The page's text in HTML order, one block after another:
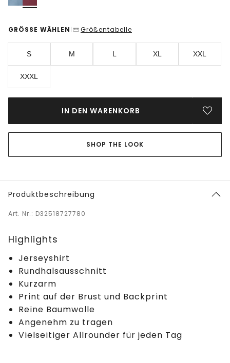
GRÖSSE WÄHLEN | Größentabelle
S M L XL XXL
XXXL
IN DEN WARENKORB
SHOP THE LOOK
Produktbeschreibung
Art. Nr.: D32518727780
Highlights
Jerseyshirt
Rundhalsausschnitt
Kurzarm
Print auf der Brust und Backprint
Reine Baumwolle
Angenehm zu tragen
Vielseitiger Allrounder für jeden Tag